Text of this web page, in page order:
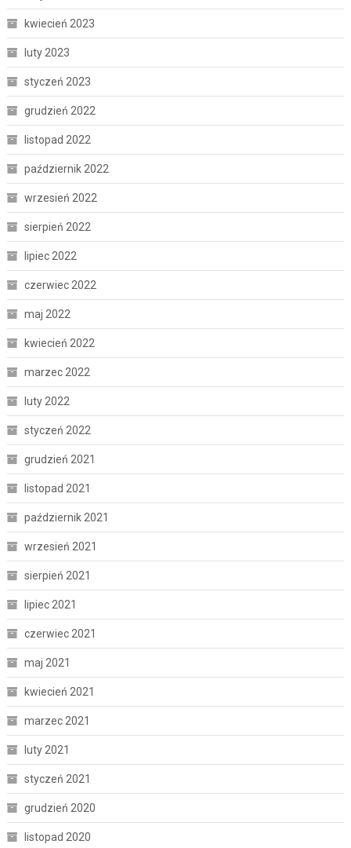
kwiecień 2023
luty 2023
styczeń 2023
grudzień 2022
listopad 2022
październik 2022
wrzesień 2022
sierpień 2022
lipiec 2022
czerwiec 2022
maj 2022
kwiecień 2022
marzec 2022
luty 2022
styczeń 2022
grudzień 2021
listopad 2021
październik 2021
wrzesień 2021
sierpień 2021
lipiec 2021
czerwiec 2021
maj 2021
kwiecień 2021
marzec 2021
luty 2021
styczeń 2021
grudzień 2020
listopad 2020